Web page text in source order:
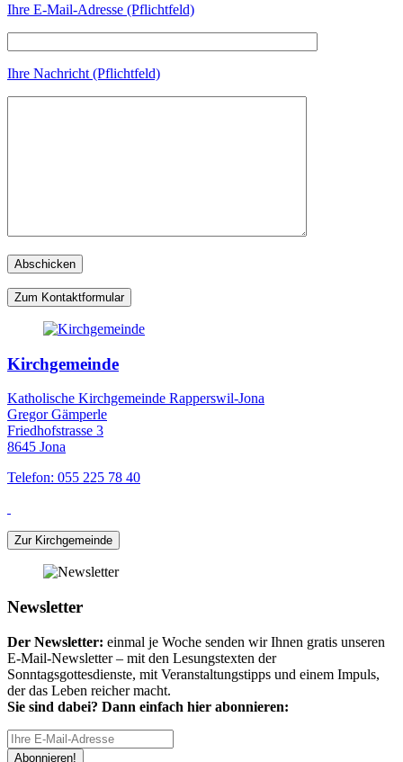
Ihre E-Mail-Adresse (Pflichtfeld)
Ihre Nachricht (Pflichtfeld)
Zum Kontaktformular
Kirchgemeinde
Katholische Kirchgemeinde Rapperswil-Jona
Gregor Gämperle
Friedhofstrasse 3
8645 Jona
Telefon: 055 225 78 40
Zur Kirchgemeinde
Newsletter
Der Newsletter: einmal je Woche senden wir Ihnen gratis unseren
E-Mail-Newsletter – mit den Lesungstexten der
Sonntagsgottesdienste, mit Veranstaltungstipps und einem Impuls,
der das Leben reicher macht.
Sie sind dabei? Dann einfach hier abonnieren:
Abonnieren!